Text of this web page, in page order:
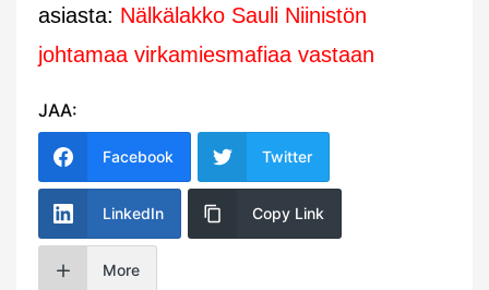
asiasta: Nälkälakko Sauli Niinistön
johtamaa virkamiesmafiaa vastaan
JAA:
Facebook Twitter
LinkedIn Copy Link
More